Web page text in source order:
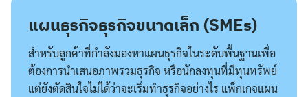
แผนธุรกิจธุรกิจขนาดเล็ก (SMEs)
สำหรับลูกค้าที่กำลังมองหาแผนธุรกิจในระดับพื้นฐานเพื่อ
ต้องการนำเสนอภาพรวมธุรกิจ หรือนักลงทุนที่มีทุนทรัพย์
แต่ยังตัดสินใจไม่ได้ว่าจะเริ่มทำธุรกิจอย่างไร แพ็กเกจแผน